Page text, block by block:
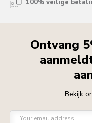
100% veilige
Ontvang
Bekijk
Your email address